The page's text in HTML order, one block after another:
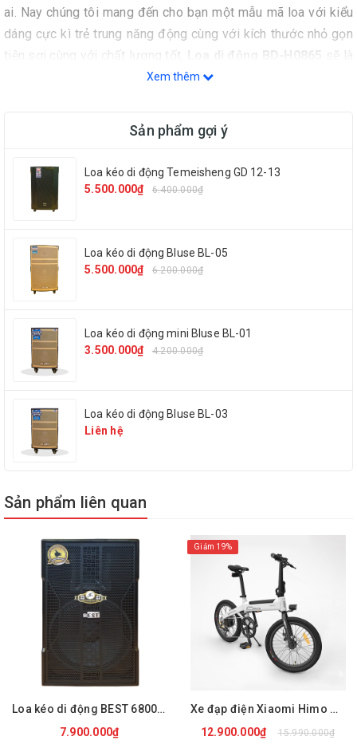
ai. Nay chúng tôi mang đến cho bạn một mẫu mã loa với kiểu
dáng cực kì trẻ trung năng động cùng với kích thước nhỏ gọn
tiện sợi cùng với chất lượng tốt,
sẽ là
bạn đồng hành của bạn trong các buổi tiệc hay chuyến đi chơi
Thông số kĩ thuật:
Model
Phụ kiện 1 remote, 1 micro không dây, dây
Công suất 100W
Equalizer chỉnh tay
Ngõ cắm nhạc cụ
Ngõ cắm micro Có (6.5mm)
Bluetooth
Cổng USB
Khe cắm thẻ nhớ
Xem thêm
Sản phẩm gợi ý
Loa kéo di động Temeisheng GD 12-13
5.500.000₫
6.400.000₫
Loa kéo di động Bluse BL-05
5.500.000₫
6.200.000₫
Loa kéo di động mini Bluse BL-01
3.500.000₫
4.200.000₫
Loa kéo di động Bluse BL-03
Liên hệ
Sản phẩm liên quan
Loa kéo di động BEST 6800 PRO
7.900.000₫
Giảm 19%
Xe đạp điện Xiaomi Himo C20
12.900.000₫
15.990.000₫